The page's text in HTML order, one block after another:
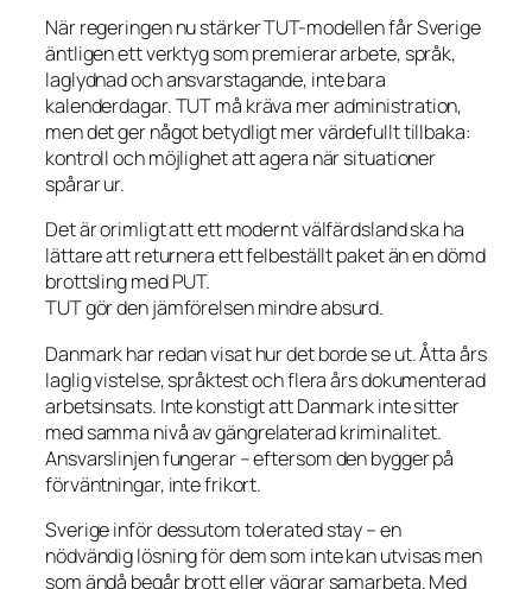
När regeringen nu stärker TUT-modellen får Sverige
äntligen ett verktyg som premierar arbete, språk,
laglydnad och ansvarstagande, inte bara
kalenderdagar. TUT må kräva mer administration,
men det ger något betydligt mer värdefullt tillbaka:
kontroll och möjlighet att agera när situationer
spårar ur.
Det är orimligt att ett modernt välfärdsland ska ha
lättare att returnera ett felbeställt paket än en dömd
brottsling med PUT.
TUT gör den jämförelsen mindre absurd.
Danmark har redan visat hur det borde se ut. Åtta års
laglig vistelse, språktest och flera års dokumenterad
arbetsinsats. Inte konstigt att Danmark inte sitter
med samma nivå av gängrelaterad kriminalitet.
Ansvarslinjen fungerar – eftersom den bygger på
förväntningar, inte frikort.
Sverige inför dessutom tolerated stay – en
nödvändig lösning för dem som inte kan utvisas men
som ändå begår brott eller vägrar samarbeta. Med